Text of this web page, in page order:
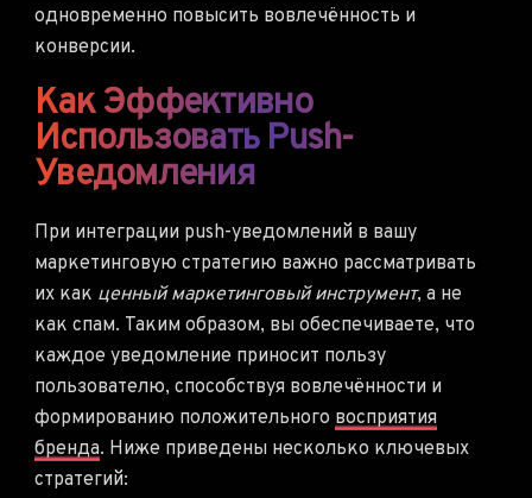
одновременно повысить вовлечённость и
конверсии.
Как Эффективно
Использовать Push-
Уведомления
При интеграции push-уведомлений в вашу
маркетинговую стратегию важно рассматривать
их как ценный маркетинговый инструмент, а не
как спам. Таким образом, вы обеспечиваете, что
каждое уведомление приносит пользу
пользователю, способствуя вовлечённости и
формированию положительного восприятия
бренда. Ниже приведены несколько ключевых
стратегий: